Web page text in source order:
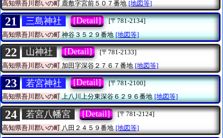
高知県吾川郡いの町鹿敷字宮前５０７番地 [地図等]
21 三島神社 [Detail]
[〒781-2134]
高知県吾川郡いの町神谷３５２９番地 [地図等]
22 山神社 [Detail]
[〒781-2133]
高知県吾川郡いの町 加田字深谷２７６７番地 [地図等]
23 若宮神社 [Detail]
[〒781-2100]
高知県吾川郡いの町上八川上分東深谷６２９６番地 [地図等]
24 若宮八幡宮 [Detail]
[〒781-2124]
高知県吾川郡いの町 八田２４５９番地 [地図等]